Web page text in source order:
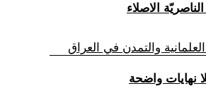
والتمدن في العراق